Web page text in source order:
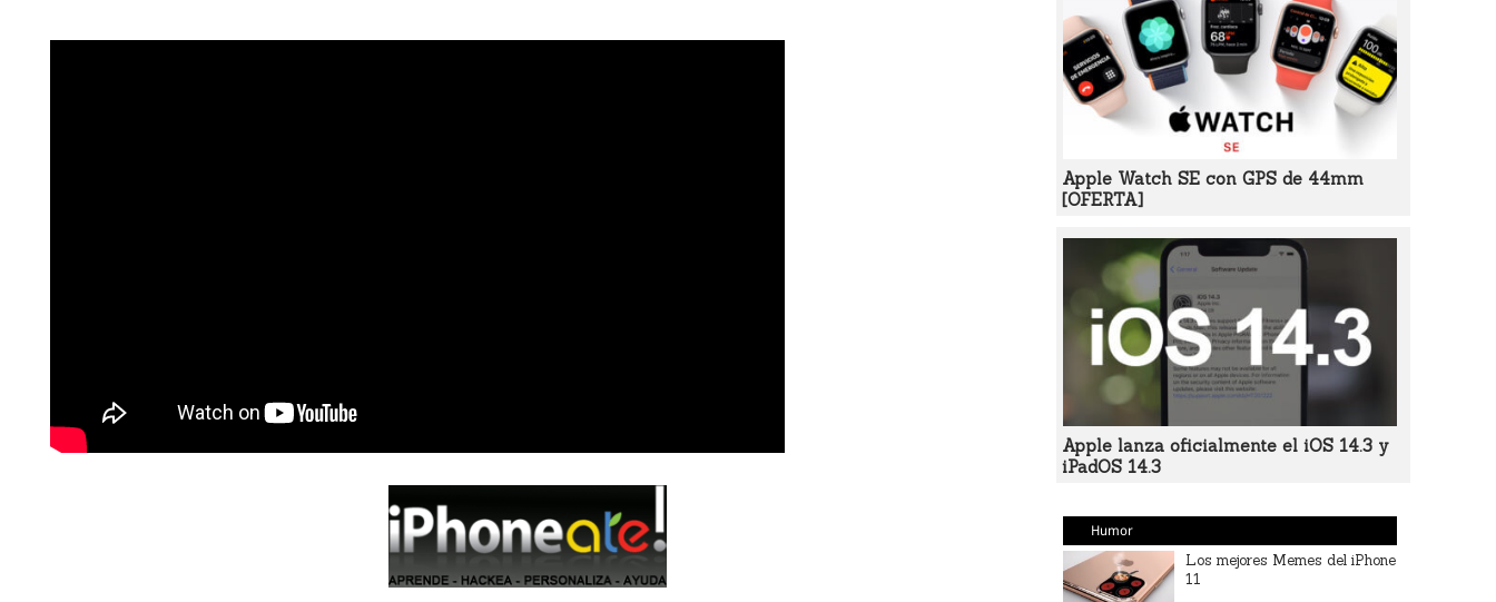
Apple Watch SE con GPS de 44mm
[OFERTA]
Apple lanza oficialmente el iOS 14.3 y
iPadOS 14.3
Humor
Los mejores Memes del iPhone
11